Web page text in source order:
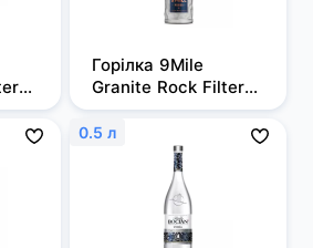
Горілка 9Mile
Granite Rock Filtered
0,7 л, 37,5%
0.5 л